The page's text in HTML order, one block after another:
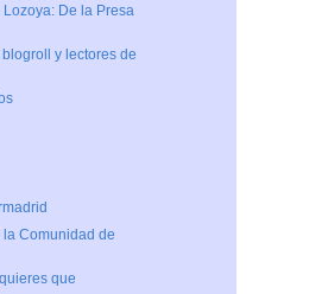
De la Presa
y lectores de
la Comunidad de
que